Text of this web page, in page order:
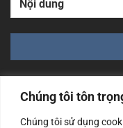
Chúng tôi tôn
Chúng tôi sử dụng